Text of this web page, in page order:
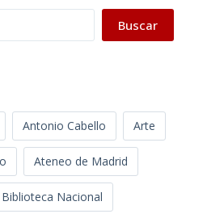
Buscar
Antonio Cabello Arte
Ateneo de Madrid
Biblioteca Nacional